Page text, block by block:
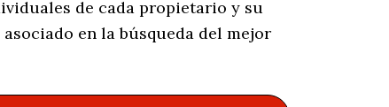
de cada propietario y su
asociado en la búsqueda del mejor